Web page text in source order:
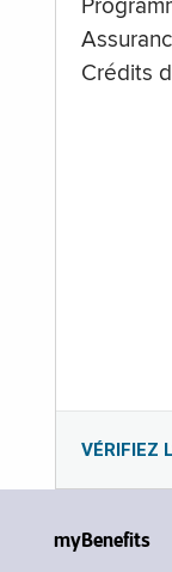
Crédits
VÉRIFIEZ
myBenefits